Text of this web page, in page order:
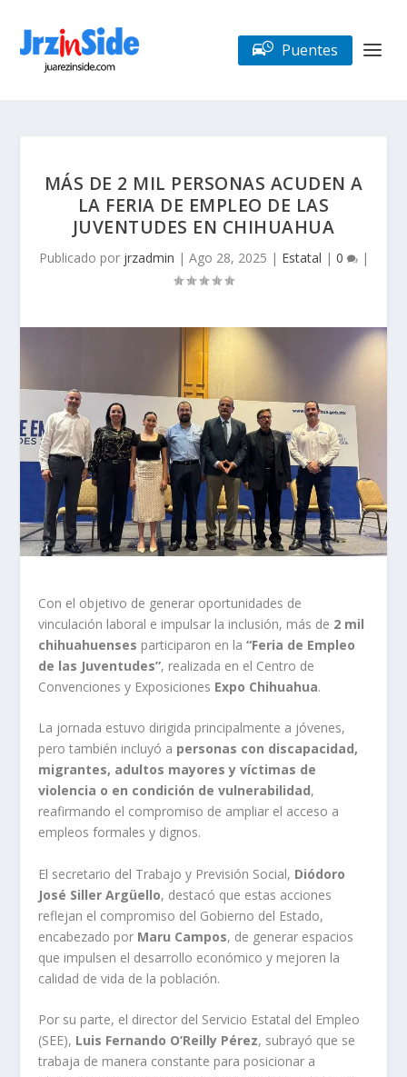
Puentes
MÁS DE 2 MIL PERSONAS ACUDEN A
LA FERIA DE EMPLEO DE LAS
JUVENTUDES EN CHIHUAHUA
Publicado por jrzadmin | Ago 28, 2025 | Estatal | 0 |
Con el objetivo de generar oportunidades de
vinculación laboral e impulsar la inclusión, más de 2 mil
chihuahuenses participaron en la“Feria de Empleo
de las Juventudes”, realizada en el Centro de
Convenciones y Exposiciones Expo Chihuahua.
La jornada estuvo dirigida principalmente a jóvenes,
pero también incluyó a personas con discapacidad,
migrantes, adultos mayores y víctimas de
violencia o en condición de vulnerabilidad,
reafirmando el compromiso de ampliar el acceso a
empleos formales y dignos.
El secretario del Trabajo y Previsión Social, Diódoro
José Siller Argüello, destacó que estas acciones
reflejan el compromiso del Gobierno del Estado,
encabezado por Maru Campos, de generar espacios
que impulsen el desarrollo económico y mejoren la
calidad de vida de la población.
Por su parte, el director del Servicio Estatal del Empleo
(SEE), Luis Fernando O’Reilly Pérez, subrayó que se
trabaja de manera constante para posicionar a